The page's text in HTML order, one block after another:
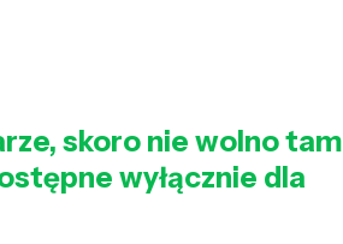
skoro nie wolno tam
wyłącznie dla